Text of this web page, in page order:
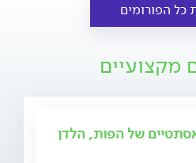
כל הפורומים
מקצועיים
של הפות, הלדן